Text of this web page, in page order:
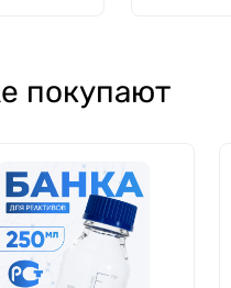
покупают